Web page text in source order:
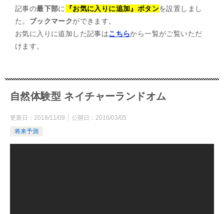
記事の最下部に 『お気に入りに追加』ボタンを設置しまし
た。 ブックマークができます。
お気に入りに追加した記事はこちらから一覧がご覧いただ
けます。
自然体験型 ネイチャーランドオム
更新日： 2018/11/09 公開日： 2016/03/05
将来予測